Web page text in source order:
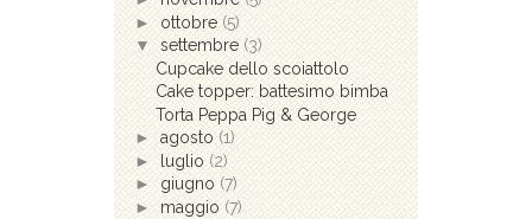
► ottobre (5)
▼ settembre (3)
Cupcake dello scoiattolo
Cake topper: battesimo bimba
Torta Peppa Pig & George
► agosto (1)
►
luglio (2)
► giugno (7)
► maggio (7)